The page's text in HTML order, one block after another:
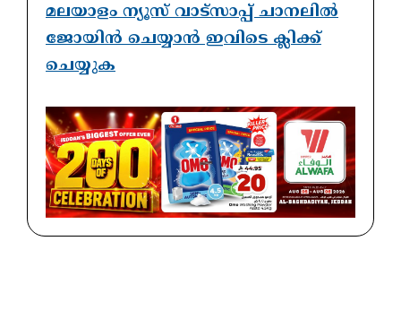
മലയാളം ന്യൂസ് വാട്സാപ്പ് ചാനലിൽ
ജോയിൻ ചെയ്യാൻ ഇവിടെ ക്ലിക്ക്
ചെയ്യുക